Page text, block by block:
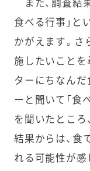
また、調査結
食べる行事」と
かがえます。さ
施したいことを
ターにちなんだ
ーと聞いて「食
を聞いたところ
結果からは、食
れる可能性が感